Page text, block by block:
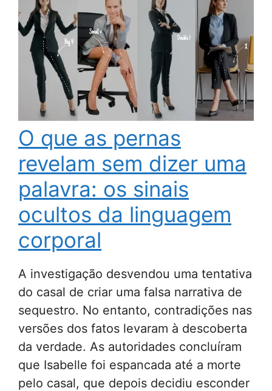
O que as pernas
revelam sem dizer uma
palavra: os sinais
ocultos da linguagem
corporal
A investigação desvendou uma tentativa
do casal de criar uma falsa narrativa de
sequestro. No entanto, contradições nas
versões dos fatos levaram à descoberta
da verdade. As autoridades concluíram
que Isabelle foi espancada até a morte
pelo casal, que depois decidiu esconder